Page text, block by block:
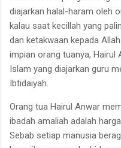
diajarkan halal-haram oleh
kalau saat kecillah yang
dan ketakwaan kepada
impian orang tuanya, Hairul
Islam yang diajarkan guru
Ibtidaiyah.
Orang tua Hairul Anwar
ibadah amaliah adalah
Sebab setiap manusia